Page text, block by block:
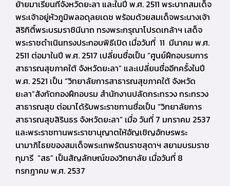
ย้ายมาเรียนที่จังหวัดยะลา และในปี พ.ศ. 2511 พระบาทสมเด็จ
พระเจ้าอยู่หัวภูมิพลอดุลยเดช พร้อมด้วยสมเด็จพระนางเจ้า
สิริกิติ์พระบรมราชินีนาถ ทรงพระกรุณาโปรดเกล้าฯ เสด็จ
พระราชดำเนินทรงประกอบพิธีเปิด เมื่อวันที่ 11 มีนาคม พ.ศ.
2511 ต่อมาในปี พ.ศ. 2517 เปลี่ยนชื่อเป็น “ศูนย์ฝึกอบรมการ
สาธารณสุขภาคใต้ จังหวัดยะลา” และเปลี่ยนชื่ออีกครั้งในปี
พ.ศ. 2521 เป็น “วิทยาลัยการสาธารณสุขภาคใต้ จังหวัด
ยะลา”สังกัดกองฝึกอบรม สำนักงานปลัดกระทรวง กระทรวง
สาธารณสุข ต่อมาได้รับพระราชทานชื่อเป็น “วิทยาลัยการ
สาธารณสุขสิรินธร จังหวัดยะลา” เมื่อ วันที่ 7 มกราคม 2537
และพระราชทานพระราชานุญาตให้อัญเชิญอักษรพระ
นามาภิไธยของสมเด็จพระเทพรัตนราชสุดาฯ สยามบรมราช
กุมารี “สธ” เป็นสัญลักษณ์ของวิทยาลัย เมื่อวันที่ 8
กรกฎาคม พ.ศ. 2537